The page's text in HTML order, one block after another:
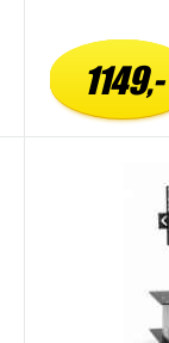
1149,-